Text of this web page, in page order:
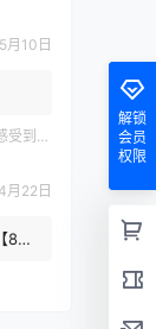
5月10日
的快乐
4月22日
8号
解锁
会员
权限